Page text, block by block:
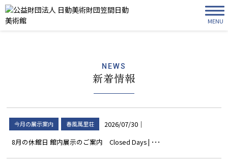
MENU
NEWS
新着情報
今月の展示案内 春風萬里荘 2026/07/30｜
8月の休館日 館内展示のご案内 Closed Days | ･･･